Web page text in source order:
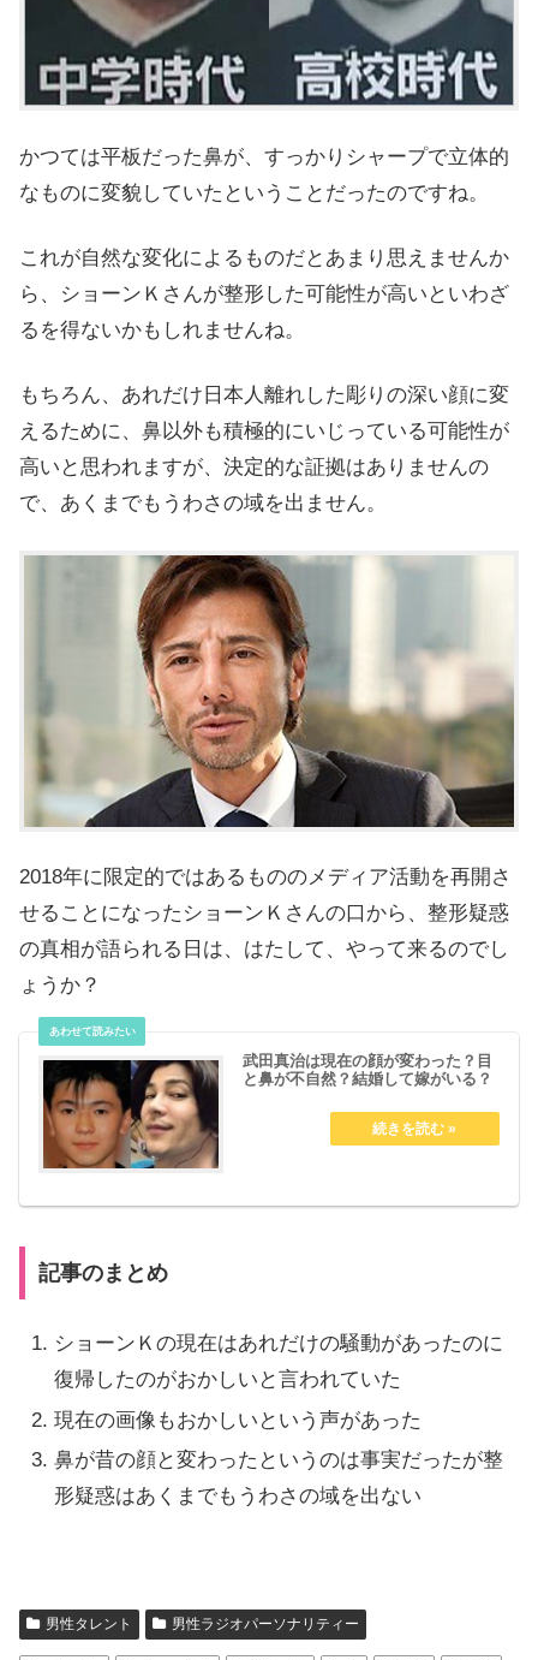
かつては平板だった鼻が、すっかりシャープで立体的
なものに変貌していたということだったのですね。
これが自然な変化によるものだとあまり思えませんか
ら、ショーンＫさんが整形した可能性が高いといわざ
るを得ないかもしれませんね。
もちろん、あれだけ日本人離れした彫りの深い顔に変
えるために、鼻以外も積極的にいじっている可能性が
高いと思われますが、決定的な証拠はありませんの
で、あくまでもうわさの域を出ません。
2018年に限定的ではあるもののメディア活動を再開さ
せることになったショーンＫさんの口から、整形疑惑
の真相が語られる日は、はたして、やって来るのでし
ょうか？
武田真治は現在の顔が変わった？目
と鼻が不自然？結婚して嫁がいる？
記事のまとめ
ショーンＫの現在はあれだけの騒動があったのに
復帰したのがおかしいと言われていた
現在の画像もおかしいという声があった
鼻が昔の顔と変わったというのは事実だったが整
形疑惑はあくまでもうわさの域を出ない
男性タレント 男性ラジオパーソナリティー